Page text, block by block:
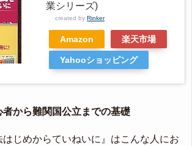
業シリーズ)
created by Rinker
Amazon 楽天市場
Yahooショッピング
から難関国公立までの基礎
はじめからていねいに』はこんな人にお